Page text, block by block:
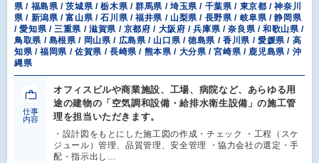
県 / 福島県 / 茨城県 / 栃木県 / 群馬県 / 埼玉県 / 千葉県 / 東京都 / 神奈川
県 / 新潟県 / 富山県 / 石川県 / 福井県 / 山梨県 / 長野県 / 岐阜県 / 静岡県
/ 愛知県 / 三重県 / 滋賀県 / 京都府 / 大阪府 / 兵庫県 / 奈良県 / 和歌山県 /
鳥取県 / 島根県 / 岡山県 / 広島県 / 山口県 / 徳島県 / 香川県 / 愛媛県 / 高
知県 / 福岡県 / 佐賀県 / 長崎県 / 熊本県 / 大分県 / 宮崎県 / 鹿児島県 / 沖
縄県
仕事
内容
オフィスビルや商業施設、工場、病院など、あらゆる用
途の建物の「空気調和設備・給排水衛生設備」の施工管
理を担当いただきます。
・設計図をもとにした施工図の作成・チェック ・工程（スケ
ジュール）管理、品質管理、安全管理 ・協力会社の選定・手
配・指示出し…